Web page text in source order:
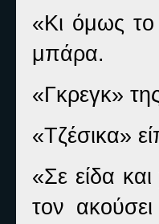
«Κι όμως
μπάρα.
«Γκρεγκ»
«Τζέσικα»
«Σε είδα
τον